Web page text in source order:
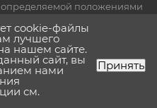
определяемой положениями
кодекса РФ.
cookie-файлы
лучшего
нашем сайте.
сайт, вы
нами
см.
Принять